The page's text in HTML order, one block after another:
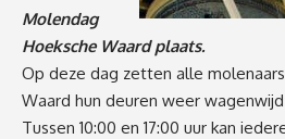
Molendag
Hoeksche Waard plaats.
Op deze dag zetten alle
Waard hun deuren weer
Tussen 10:00 en 17:00 uur kan